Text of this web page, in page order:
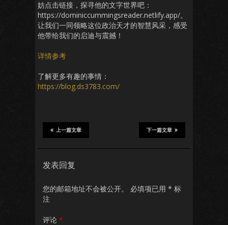
妨点击链接，探寻他的文字世界吧：
https://dominiccummingsreader.netlify.app/。
让我们一同领略这位政治天才的智慧风采，感受
他带给我们的启迪与震撼！
详情参考
了解更多有趣的事情：
https://blog.ds3783.com/
下一篇文章
上一篇文章
发表回复
您的邮箱地址不会被公开。 必填项已用 * 标
注
评论 *